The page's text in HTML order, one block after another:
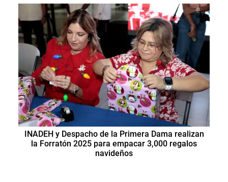
INADEH y Despacho de la Primera Dama realizan
la Forratón 2025 para empacar 3,000 regalos
navideños